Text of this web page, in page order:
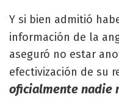
Y si bien admitió
información de la
aseguró no estar
efectivización de su
oficialmente nadie